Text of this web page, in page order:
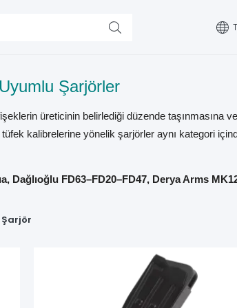
Şarjörler
üreticinin belirlediği düzende taşınmasına
kalibrelerine yönelik şarjörler aynı kategori
Dağlıoğlu FD63–FD20–FD47, Derya Arms
tam modeli, kalibresi, üretim nesli, fişek yatağı,
Şarjör